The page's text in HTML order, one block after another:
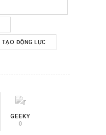
TẠO ĐỘNG LỰC
GEEKY
0